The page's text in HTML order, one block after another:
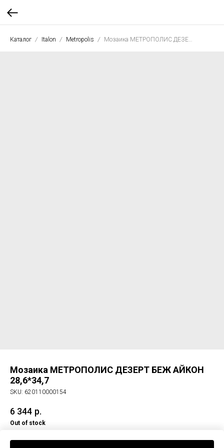
Каталог Italon Metropolis Мозаика МЕТРОПОЛИС ДЕЗЕРТ БЕЖ АЙКОН 28,6*34,7
Мозаика МЕТРОПОЛИС ДЕЗЕРТ БЕЖ АЙКОН
28,6*34,7
SKU: 620110000154
6 344 р.
Out of stock
Мозаика МЕТРОПОЛИС ДЕЗЕРТ БЕЖ АЙКОН 28,6*34,7